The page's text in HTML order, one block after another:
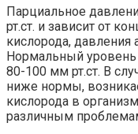
Парциальное
рт.ст. и зависит от
кислорода, давления
Нормальный уровень
80-100 мм рт.ст. В
ниже нормы,
кислорода в
различным